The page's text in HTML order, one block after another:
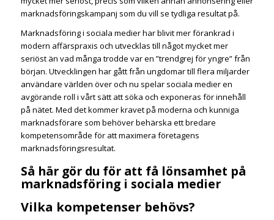
marknadsföringskampanj som du vill se tydliga resultat på.
Marknadsföring i sociala medier har blivit mer förankrad i
modern affärspraxis och utvecklas till något mycket mer
seriöst än vad många trodde var en ”trendgrej för yngre” från
början. Utvecklingen har gått från ungdomar till flera miljarder
användare världen över och nu spelar sociala medier en
avgörande roll i vårt sätt att söka och exponeras för innehåll
på nätet. Med det kommer kravet på moderna och kunniga
marknadsförare som behöver behärska ett bredare
kompetensområde för att maximera företagens
marknadsföringsresultat.
Så här gör du för att få lönsamhet på
marknadsföring i sociala medier
Vilka kompetenser behövs?